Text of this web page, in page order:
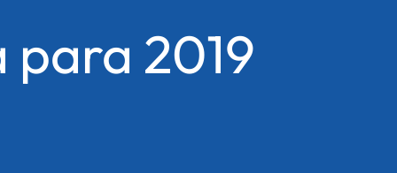
para 2019